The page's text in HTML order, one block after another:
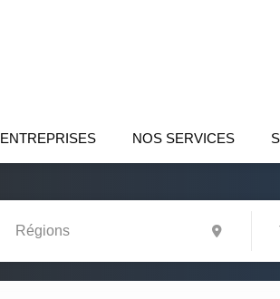
ENTREPRISES NOS SERVICES